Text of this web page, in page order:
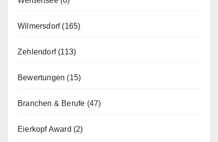
Wilmersdorf(165)
Zehlendorf(113)
Bewertungen (15)
Branchen & Berufe (47)
Eierkopf Award (2)